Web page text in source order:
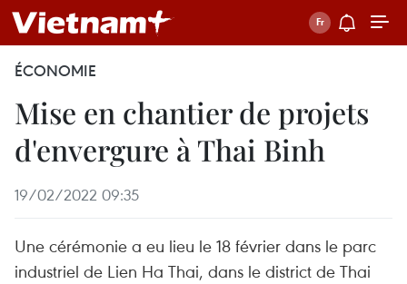
ÉCONOMIE
Mise en chantier de projets
d'envergure à Thai Binh
19/02/2022 09:35
Une cérémonie a eu lieu le 18 février dans le parc
industriel de Lien Ha Thai, dans le district de Thai